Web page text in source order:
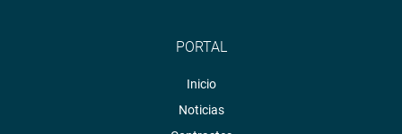
PORTAL
Inicio
Noticias